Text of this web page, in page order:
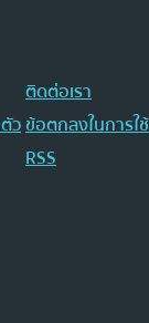
ติดต่อเรา
วข้อตกลงในการใ
RSS